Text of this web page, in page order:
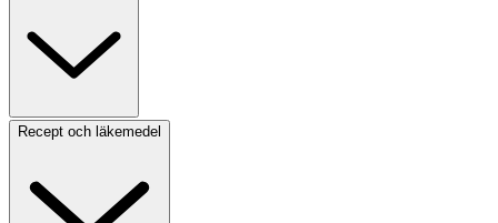
Recept och läkemedel